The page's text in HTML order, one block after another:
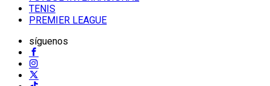
TENIS
PREMIER LEAGUE
síguenos